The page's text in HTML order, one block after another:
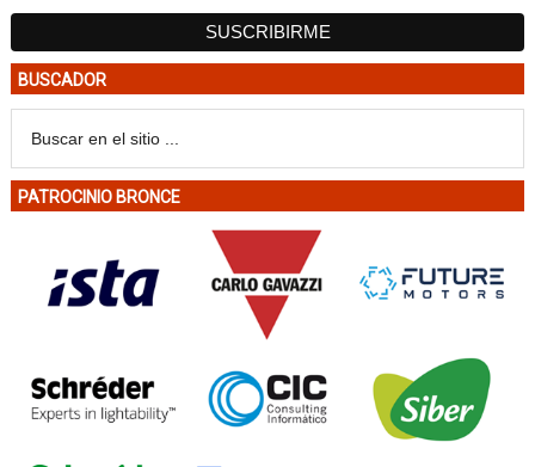
BUSCADOR
PATROCINIO BRONCE